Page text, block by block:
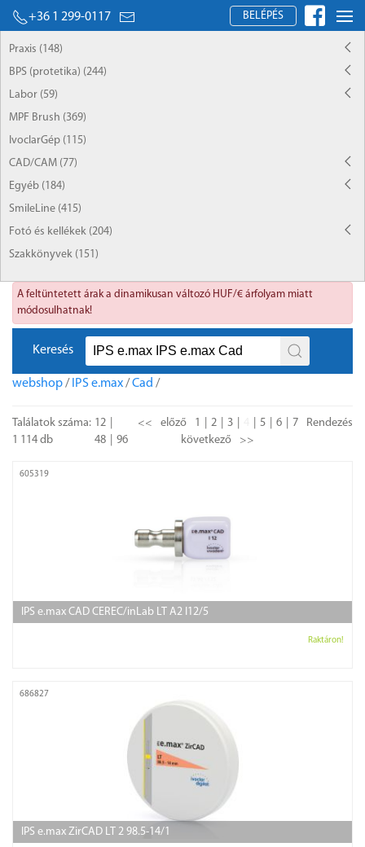
+36 1 299-0117 BELÉPÉS
Praxis (148)
BPS (protetika) (244)
Labor (59)
MPF Brush (369)
IvoclarGép (115)
CAD/CAM (77)
Egyéb (184)
SmileLine (415)
Fotó és kellékek (204)
Szakkönyvek (151)
A feltüntetett árak a dinamikusan változó HUF/€ árfolyam miatt
módosulhatnak!
Keresés
webshop/ IPS e.max/Cad /
Találatok száma:
1 114 db
12
48
96
<< előző 1 2 3 5 6
7
következő
>>
Rendezés
605319
IPS e.max CAD CEREC/inLab LT A2 I12/5
Raktáron!
686827
IPS e.max ZirCAD LT 2 98.5-14/1